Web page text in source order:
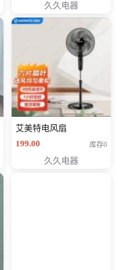
久久电器
艾美特电风扇
199.00
库存0
久久电器